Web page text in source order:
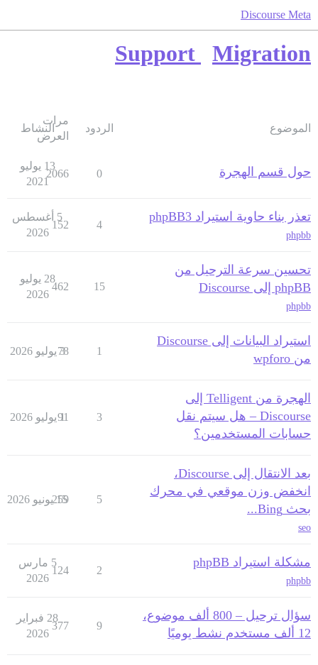
Discourse Meta
Support Migration
الموضوع الردود
مرات
العرض
النشاط
حول قسم الهجرة 0
2066
13 يوليو
2021
تعذر بناء حاوية استيراد phpBB3
phpbb
4
152
5 أغسطس
2026
تحسين سرعة الترحيل من
phpBB إلى Discourse
phpbb
15
462
28 يوليو
2026
استيراد البيانات إلى Discourse
من wpforo
1
78
3 يوليو 2026
الهجرة من Telligent إلى
Discourse – هل سيتم نقل
حسابات المستخدمين؟
3
91
1 يوليو 2026
بعد الانتقال إلى Discourse،
انخفض وزن موقعي في محرك
بحث Bing...
seo
5
259
15 يونيو 2026
مشكلة استيراد phpBB
phpbb
2
124
5 مارس
2026
سؤال ترحيل – 800 ألف موضوع،
12 ألف مستخدم نشط يوميًا
9
377
28 فبراير
2026